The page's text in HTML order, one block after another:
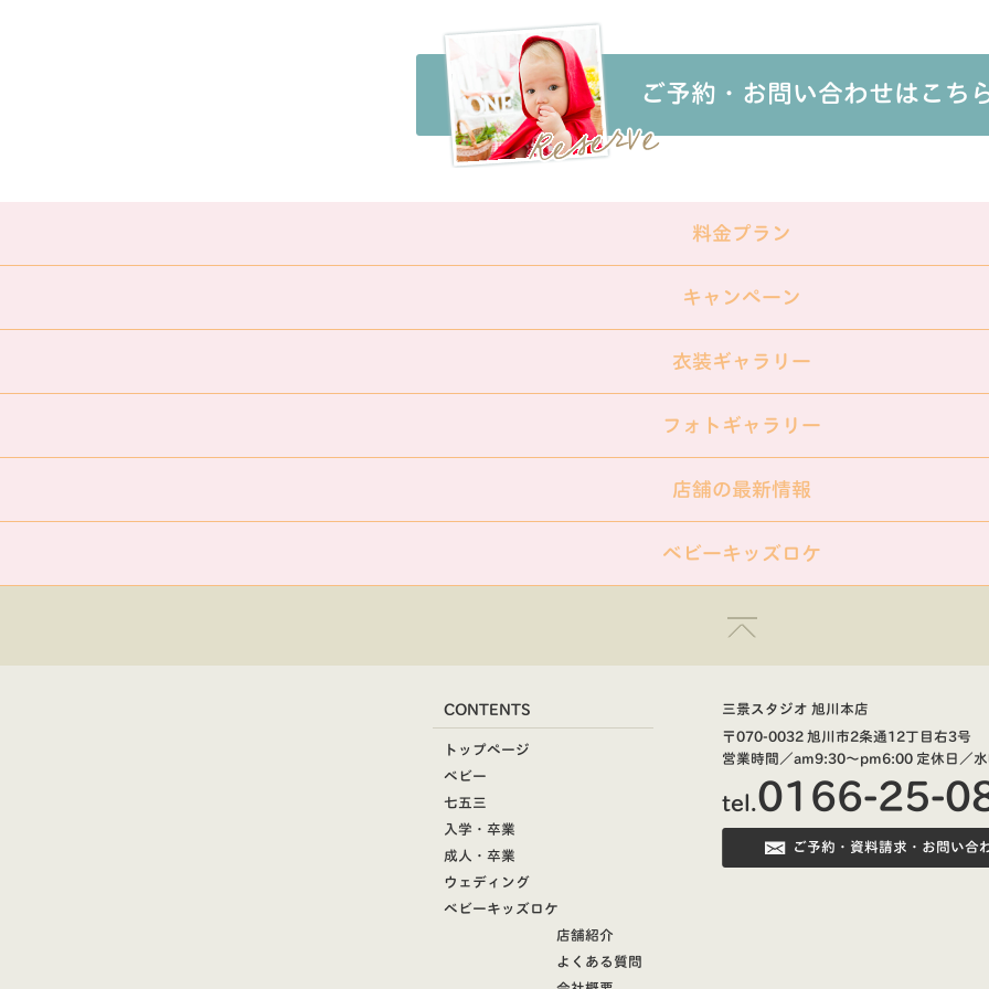
ご予約・お問い合わせはこち
料金プラン
キャンペーン
衣装ギャラリー
フォトギャラリー
店舗の最新情報
ベビーキッズロケ
CONTENTS
トップページ
ベビー
七五三
入学・卒業
成人・卒業
ウェディング
ベビーキッズロケ
店舗紹介
よくある質問
三景スタジオ 旭川本店
〒070-0032 旭川市2条通12丁目右3号
営業時間／am9:30～pm6:00 定休日／
tel.0166-25-
ご予約・資料請求・お問い合